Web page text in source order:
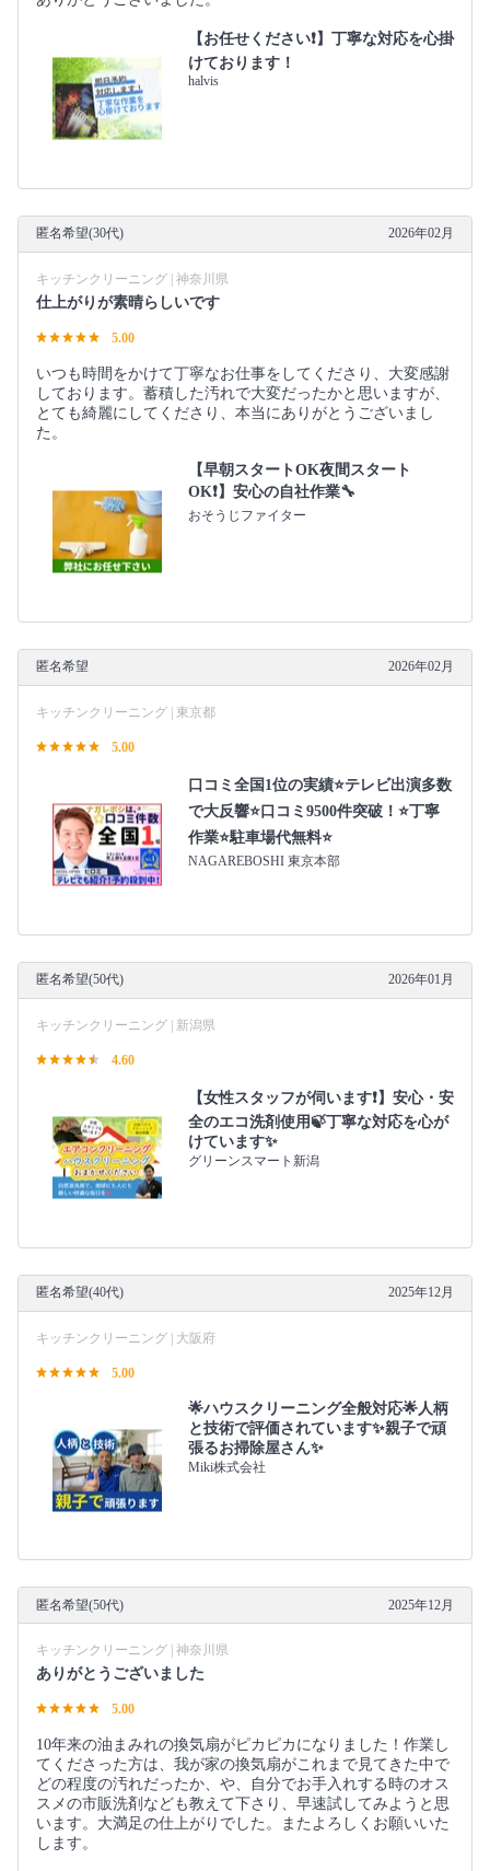
【お任せください❗️】丁寧な対応を心掛
けております！
halvis
匿名希望(30代) 2026年02月
キッチンクリーニング | 神奈川県
仕上がりが素晴らしいです
5.00
いつも時間をかけて丁寧なお仕事をしてくださり、大変感謝
しております。蓄積した汚れで大変だったかと思いますが、
とても綺麗にしてくださり、本当にありがとうございまし
た。
【早朝スタートOK夜間スタート
OK❗️】安心の自社作業🔧
おそうじファイター
匿名希望 2026年02月
キッチンクリーニング | 東京都
5.00
口コミ全国1位の実績⭐テレビ出演多数
で大反響⭐口コミ9500件突破！⭐丁寧
作業⭐駐車場代無料⭐
NAGAREBOSHI 東京本部
匿名希望(50代) 2026年01月
キッチンクリーニング | 新潟県
4.60
【女性スタッフが伺います❗️】安心・安
全のエコ洗剤使用🍃丁寧な対応を心が
けています✨
グリーンスマート新潟
匿名希望(40代) 2025年12月
キッチンクリーニング | 大阪府
5.00
🌟ハウスクリーニング全般対応🌟人柄
と技術で評価されています✨親子で頑
張るお掃除屋さん✨
Miki株式会社
匿名希望(50代) 2025年12月
キッチンクリーニング | 神奈川県
ありがとうございました
5.00
10年来の油まみれの換気扇がピカピカになりました！作業し
てくださった方は、我が家の換気扇がこれまで見てきた中で
どの程度の汚れだったか、や、自分でお手入れする時のオス
スメの市販洗剤なども教えて下さり、早速試してみようと思
います。大満足の仕上がりでした。またよろしくお願いいた
します。